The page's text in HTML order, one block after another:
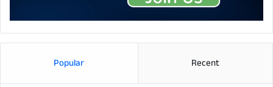
Popular Recent